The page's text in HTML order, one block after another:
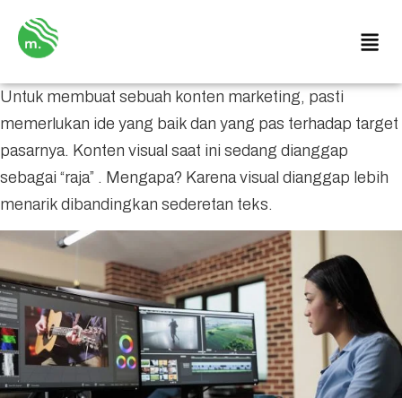
Untuk membuat sebuah konten marketing, pasti
memerlukan ide yang baik dan yang pas terhadap target
pasarnya. Konten visual saat ini sedang dianggap
sebagai “raja” . Mengapa? Karena visual dianggap lebih
menarik dibandingkan sederetan teks.